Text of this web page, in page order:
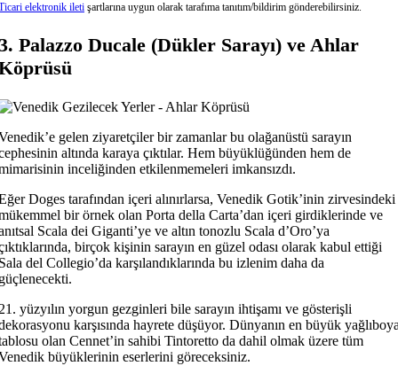
elektronik ileti şartlarına uygun olarak tarafıma tanıtım/bildirim gönderebilirsiniz.
Palazzo Ducale (Dükler Sarayı) ve Ahlar
gelen ziyaretçiler bir zamanlar bu olağanüstü sarayın
altında karaya çıktılar. Hem büyüklüğünden hem de
inceliğinden etkilenmemeleri imkansızdı.
Doges tarafından içeri alınırlarsa, Venedik Gotik’inin zirvesindeki
bir örnek olan Porta della Carta’dan içeri girdiklerinde ve
Scala dei Giganti’ye ve altın tonozlu Scala d’Oro’ya
birçok kişinin sarayın en güzel odası olarak kabul ettiği
del Collegio’da karşılandıklarında bu izlenim daha da
yüzyılın yorgun gezginleri bile sarayın ihtişamı ve gösterişli
karşısında hayrete düşüyor. Dünyanın en büyük
olan Cennet’in sahibi Tintoretto da dahil olmak üzere tüm
büyüklerinin eserlerini göreceksiniz.